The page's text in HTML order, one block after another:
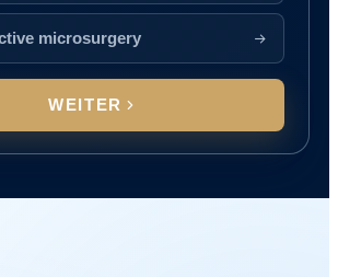
microsurgery
WEITER